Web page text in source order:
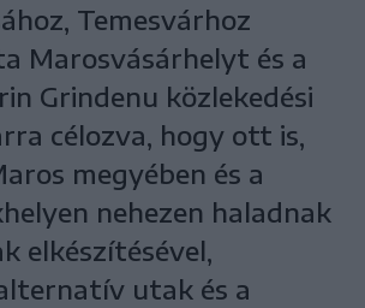
Temesvárhoz
Marosvásárhelyt és a
Grindenu közlekedési
célozva, hogy ott is,
megyében és a
nehezen haladnak
elkészítésével,
utak és a